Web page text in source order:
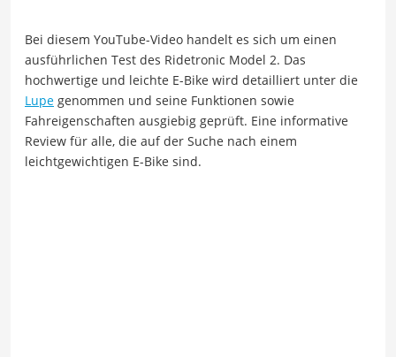
Bei diesem YouTube-Video handelt es sich um einen
ausführlichen Test des Ridetronic Model 2. Das
hochwertige und leichte E-Bike wird detailliert unter die
Lupe genommen und seine Funktionen sowie
Fahreigenschaften ausgiebig geprüft. Eine informative
Review für alle, die auf der Suche nach einem
leichtgewichtigen E-Bike sind.